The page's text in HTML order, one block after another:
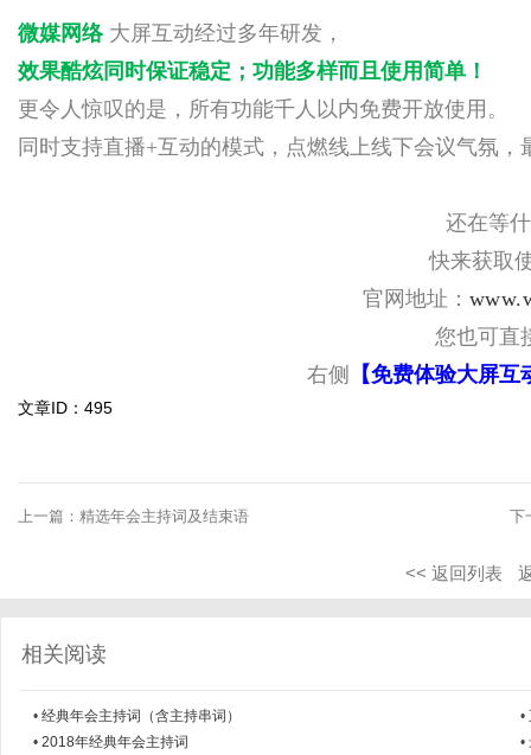
微媒网络 大屏互动经过多年研发，
效果酷炫同时保证稳定 ； 功能多样而且使用简单！
更令人惊叹的是，所有功能千人以内免费开放使用。
同时支持直播+互动的模式，点燃线上线下会议气氛
还在等
快来获取
官网地址：
您也可直
右侧
【免费体验大屏互
文章ID：495
上一篇： 精选年会主持词及结束语 下
<< 返回列表
相关阅读
• 经典年会主持词（含主持串词） •
• 2018年经典年会主持词 •